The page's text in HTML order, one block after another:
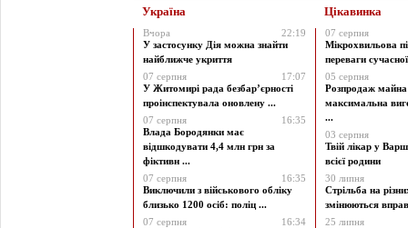
Україна Цікавинка
Вчора
22:19
У застосунку Дія можна знайти
найближче укриття
07 серпня
17:07
У Житомирі рада безбар’єрності
проінспектувала оновлену ...
07 серпня
16:35
Влада Бородянки має
відшкодувати 4,4 млн грн за
фіктивн ...
07 серпня
16:35
Виключили з військового обліку
близько 1200 осіб: поліц ...
07 серпня
16:34
07 серпня
Мікрохвильова
переваги
05 серпня
Розпродаж майна
максимальна
...
03 серпня
Твій лікар у
всієї родини
30 липня
Стрільба на
змінюються
25 липня